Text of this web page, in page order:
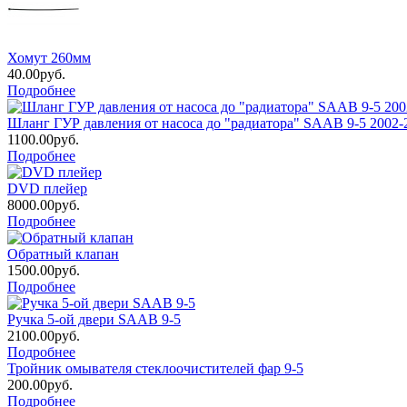
Хомут 260мм
40.00руб.
Подробнее
Шланг ГУР давления от насоса до "радиатора" SAAB 9-5 2002-
1100.00руб.
Подробнее
DVD плейер
8000.00руб.
Подробнее
Обратный клапан
1500.00руб.
Подробнее
Ручка 5-ой двери SAAB 9-5
2100.00руб.
Подробнее
Тройник омывателя стеклоочистителей фар 9-5
200.00руб.
Подробнее